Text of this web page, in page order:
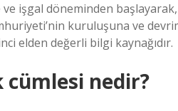
işgal döneminden
kuruluşuna ve
elden değerli bilgi kaynağıdır.
cümlesi nedir?